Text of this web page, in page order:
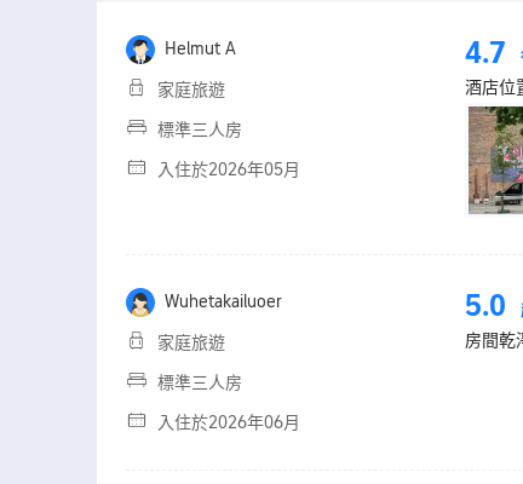
Helmut A
家庭旅遊
標準三人房
入住於2026年05月
4.7
酒店位
Wuhetakailuoer
家庭旅遊
標準三人房
入住於2026年06月
5.0
房間乾